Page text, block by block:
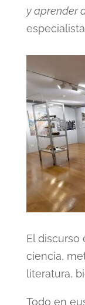
y aprender
El discurso
ciencia,
literatura,
Todo en